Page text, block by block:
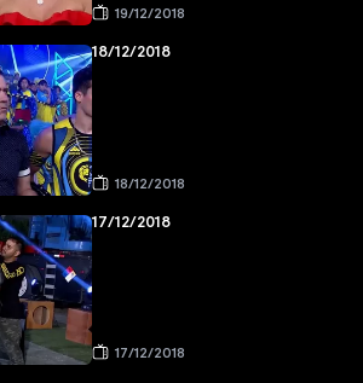
19/12/2018
18/12/2018
18/12/2018
17/12/2018
17/12/2018